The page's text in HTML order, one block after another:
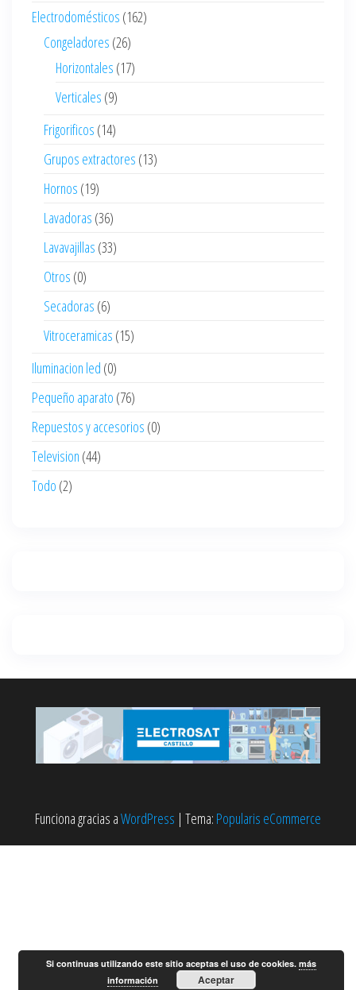
Electrodomésticos (162)
Congeladores (26)
Horizontales (17)
Verticales (9)
Frigorificos (14)
Grupos extractores (13)
Hornos (19)
Lavadoras (36)
Lavavajillas (33)
Otros (0)
Secadoras (6)
Vitroceramicas (15)
Iluminacion led (0)
Pequeño aparato (76)
Repuestos y accesorios (0)
Television (44)
Todo (2)
Funciona gracias aWordPress | Tema: Popularis eCommerce
Si continuas utilizando este sitio aceptas el uso de cookies.más
información
Aceptar